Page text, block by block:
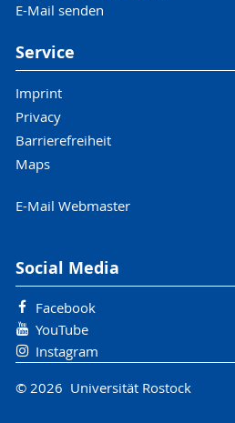
E-Mail senden
Service
Imprint
Privacy
Barrierefreiheit
Maps
E-Mail Webmaster
Social Media
Facebook
YouTube
Instagram
© 2026 Universität Rostock